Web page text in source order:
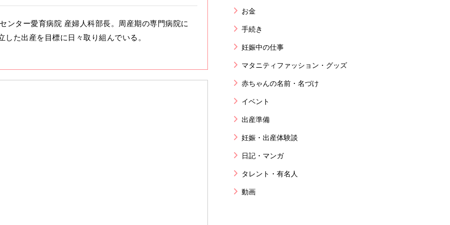
ンター愛育病院 産婦人科部長。周産期の専門病院に
た出産を目標に日々取り組んでいる。
お金
手続き
妊娠中の仕事
マタニティファッション・グッズ
赤ちゃんの名前・名づけ
イベント
出産準備
妊娠・出産体験談
日記・マンガ
タレント・有名人
動画